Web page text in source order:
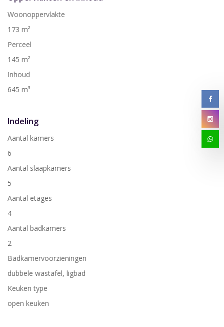
Woonoppervlakte
173 m²
Perceel
145 m²
Inhoud
645 m³
Indeling
Aantal kamers
6
Aantal slaapkamers
5
Aantal etages
4
Aantal badkamers
2
Badkamervoorzieningen
dubbele wastafel, ligbad
Keuken type
open keuken